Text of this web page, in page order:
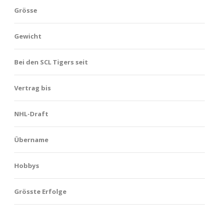
Grösse
Gewicht
Bei den SCL Tigers seit
Vertrag bis
NHL-Draft
Übername
Hobbys
Grösste Erfolge